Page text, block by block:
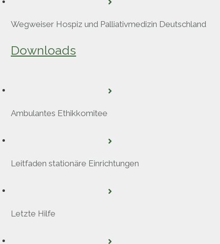
Wegweiser Hospiz und Palliativmedizin Deutschland
Downloads
Ambulantes Ethikkomitee
Leitfaden stationäre Einrichtungen
Letzte Hilfe